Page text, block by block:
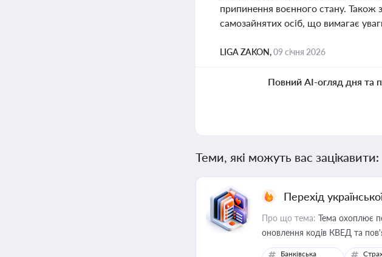
припинення воєнного стану. Також
самозайнятих осіб, що вимагає
LIGA ZAKON,09 січня 2026
Повний AI-огляд дня та
Теми, які можуть вас зацікавити:
Перехід
Про що тема: Тема охоплює
оновлення кодів КВЕД та
Банківська